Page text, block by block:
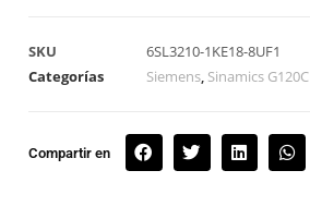
SKU
6SL3210-1KE18-8UF1
Categorías
Siemens, Sinamics G120C
Compartir en